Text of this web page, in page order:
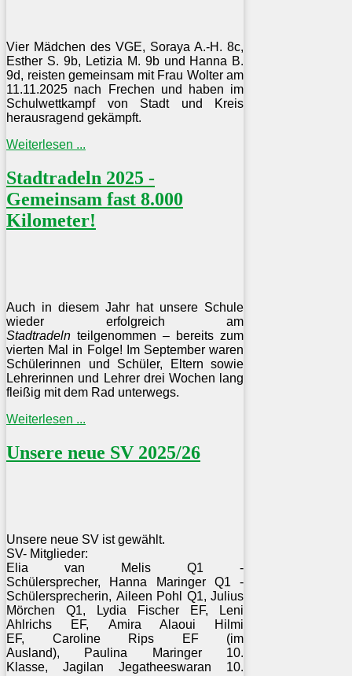
Vier Mädchen des VGE, Soraya A.-H. 8c,
Esther S. 9b, Letizia M. 9b und Hanna B.
9d, reisten gemeinsam mit Frau Wolter am
11.11.2025 nach Frechen und haben im
Schulwettkampf von Stadt und Kreis
herausragend gekämpft.
Weiterlesen ...
Stadtradeln 2025 -
Gemeinsam fast 8.000
Kilometer!
Auch in diesem Jahr hat unsere Schule
wieder erfolgreich am
Stadtradeln teilgenommen – bereits zum
vierten Mal in Folge! Im September waren
Schülerinnen und Schüler, Eltern sowie
Lehrerinnen und Lehrer drei Wochen lang
fleißig mit dem Rad unterwegs.
Weiterlesen ...
Unsere neue SV 2025/26
Unsere neue SV ist gewählt.
SV- Mitglieder:
Elia van Melis Q1 -
Schülersprecher, Hanna Maringer Q1 -
Schülersprecherin, Aileen Pohl Q1,Julius
Mörchen Q1,
Lydia Fischer EF,
Leni
Ahlrichs EF, Amira Alaoui Hilmi
EF, Caroline Rips EF (im
Ausland), Paulina Maringer 10.
Klasse,Jagilan Jegatheeswaran 10.